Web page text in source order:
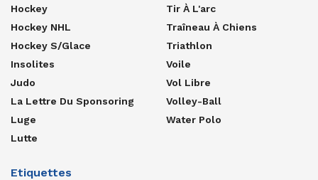
Hockey
Hockey NHL
Hockey S/glace
Insolites
Judo
La Lettre Du Sponsoring
Luge
Lutte
Tir À L'arc
Traîneau À Chiens
Triathlon
Voile
Vol Libre
Volley-Ball
Water Polo
Etiquettes